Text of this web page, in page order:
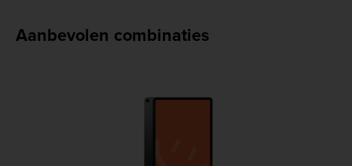
Aanbevolen combinaties